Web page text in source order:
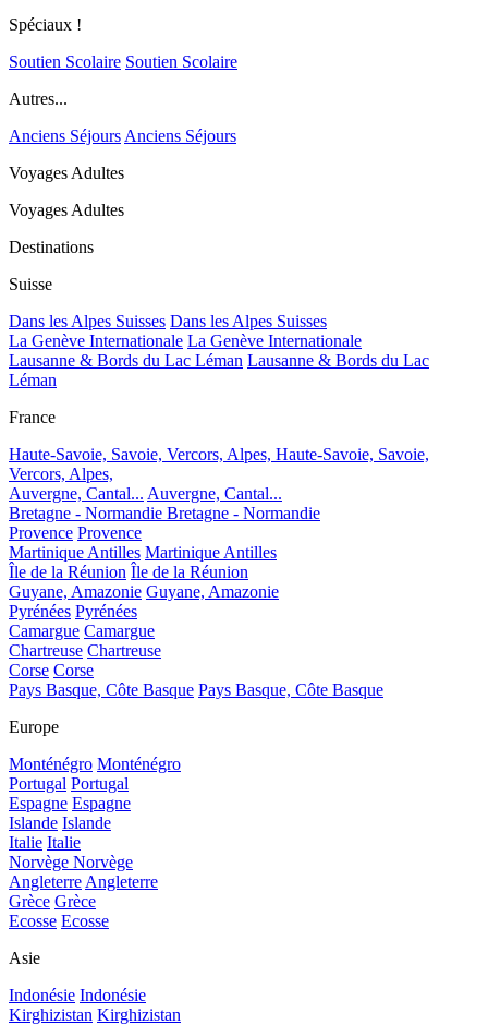
Spéciaux !
Soutien Scolaire Soutien Scolaire
Autres...
Anciens Séjours Anciens Séjours
Voyages Adultes
Voyages Adultes
Destinations
Suisse
Dans les Alpes Suisses Dans les Alpes Suisses
La Genève Internationale La Genève Internationale
Lausanne & Bords du Lac Léman Lausanne & Bords du Lac
Léman
France
Haute-Savoie, Savoie, Vercors, Alpes, Haute-Savoie, Savoie,
Vercors, Alpes,
Auvergne, Cantal... Auvergne, Cantal...
Bretagne - Normandie Bretagne - Normandie
Provence Provence
Martinique Antilles Martinique Antilles
Île de la Réunion Île de la Réunion
Guyane, Amazonie Guyane, Amazonie
Pyrénées Pyrénées
Camargue Camargue
Chartreuse Chartreuse
Corse Corse
Pays Basque, Côte Basque Pays Basque, Côte Basque
Europe
Monténégro Monténégro
Portugal Portugal
Espagne Espagne
Islande Islande
Italie Italie
Norvège Norvège
Angleterre Angleterre
Grèce Grèce
Ecosse Ecosse
Asie
Indonésie Indonésie
Kirghizistan Kirghizistan